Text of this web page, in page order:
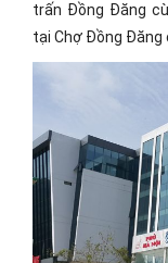
trấn Đồng Đăng
tại Chợ Đồng Đăng